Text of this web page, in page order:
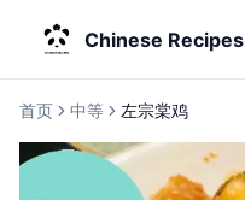
Chinese Recipes
首页 中等 左宗棠鸡